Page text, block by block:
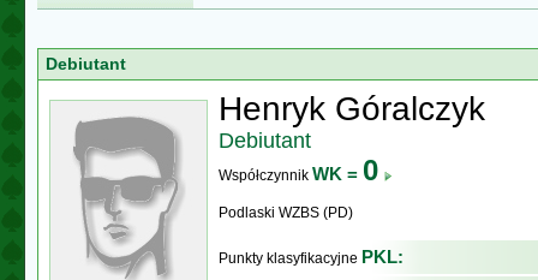
Debiutant
Henryk Góralczyk
Debiutant
Współczynnik WK = 0
Podlaski WZBS (PD)
Punkty klasyfikacyjne PKL: